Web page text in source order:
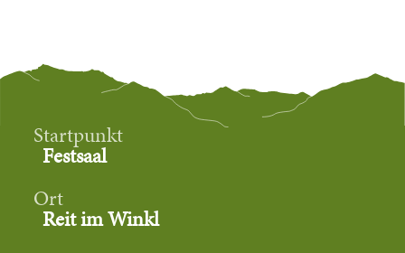
Startpunkt
Festsaal
Ort
Reit im Winkl